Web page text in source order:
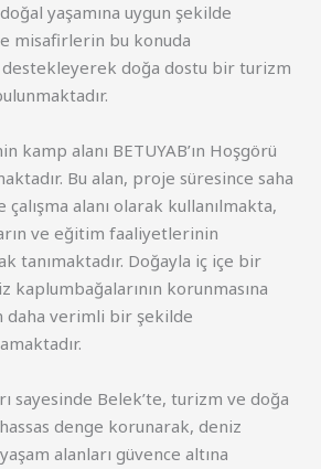
yaşamına uygun şekilde
misafirlerin bu konuda
doğa dostu bir turizm
kamp alanı BETUYAB’ın Hoşgörü
Bu alan, proje süresince saha
alanı olarak kullanılmakta,
ve eğitim faaliyetlerinin
tanımaktadır. Doğayla iç içe bir
kaplumbağalarının korunmasına
daha verimli bir şekilde
sayesinde Belek’te, turizm ve doğa
denge korunarak, deniz
alanları güvence altına